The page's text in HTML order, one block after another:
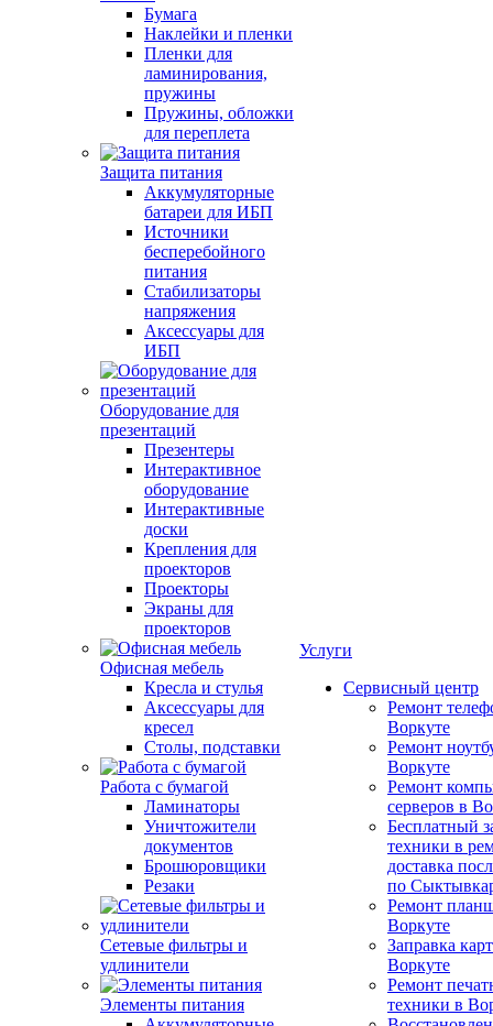
Бумага
Наклейки и пленки
Пленки для
ламинирования,
пружины
Пружины, обложки
для переплета
Защита питания
Аккумуляторные
батареи для ИБП
Источники
бесперебойного
питания
Стабилизаторы
напряжения
Аксессуары для
ИБП
Оборудование для
презентаций
Презентеры
Интерактивное
оборудование
Интерактивные
доски
Крепления для
проекторов
Проекторы
Экраны для
проекторов
Офисная мебель
Кресла и стулья
Аксессуары для
кресел
Столы, подставки
Работа с бумагой
Ламинаторы
Уничтожители
документов
Брошюровщики
Резаки
Сетевые фильтры и
удлинители
Элементы питания
Услуги
Сервисный центр
Ремонт
Воркуте
Ремонт
Воркуте
Ремонт
серверов в
Бесплатный
техники в
доставка
по
Ремонт
Воркуте
Заправка
Воркуте
Ремонт
техники в